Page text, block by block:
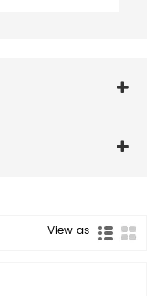
View as